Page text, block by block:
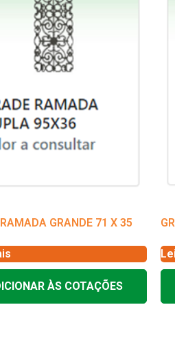
GRANDE 71 X 35
ÀS COTAÇÕES